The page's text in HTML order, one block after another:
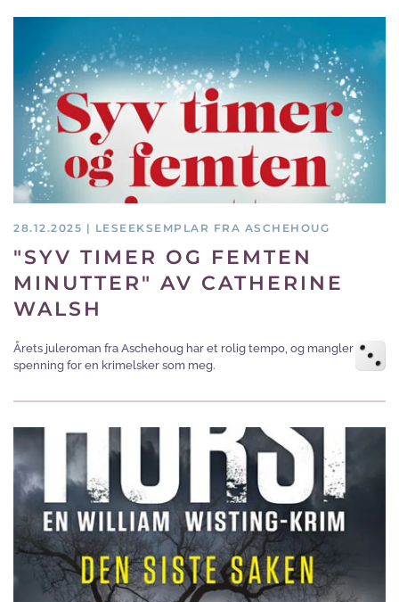
28.12.2025 | LESEEKSEMPLAR FRA ASCHEHOUG
"SYV TIMER OG FEMTEN
MINUTTER" AV CATHERINE
WALSH
Årets juleroman fra Aschehoug har et rolig tempo, og mangler
spenning for en krimelsker som meg.